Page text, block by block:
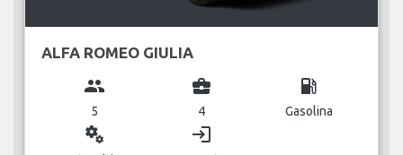
ALFA ROMEO GIULIA
group
5
business_center
4
local_gas_station
Gasolina
miscellaneous_services login